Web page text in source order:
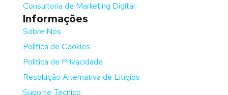
Consultoria de Marketing Digital
Informações
Sobre Nós
Política de Cookies
Política de Privacidade
Resolução Alternativa de Litígios
Suporte Técnico